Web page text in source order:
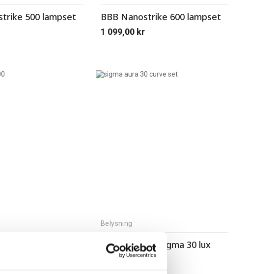
500 lampset BBB Nanostrike 600 lampset
1 099,00 kr
Belysning
Belysning set Sigma 30 lux
419,00kr